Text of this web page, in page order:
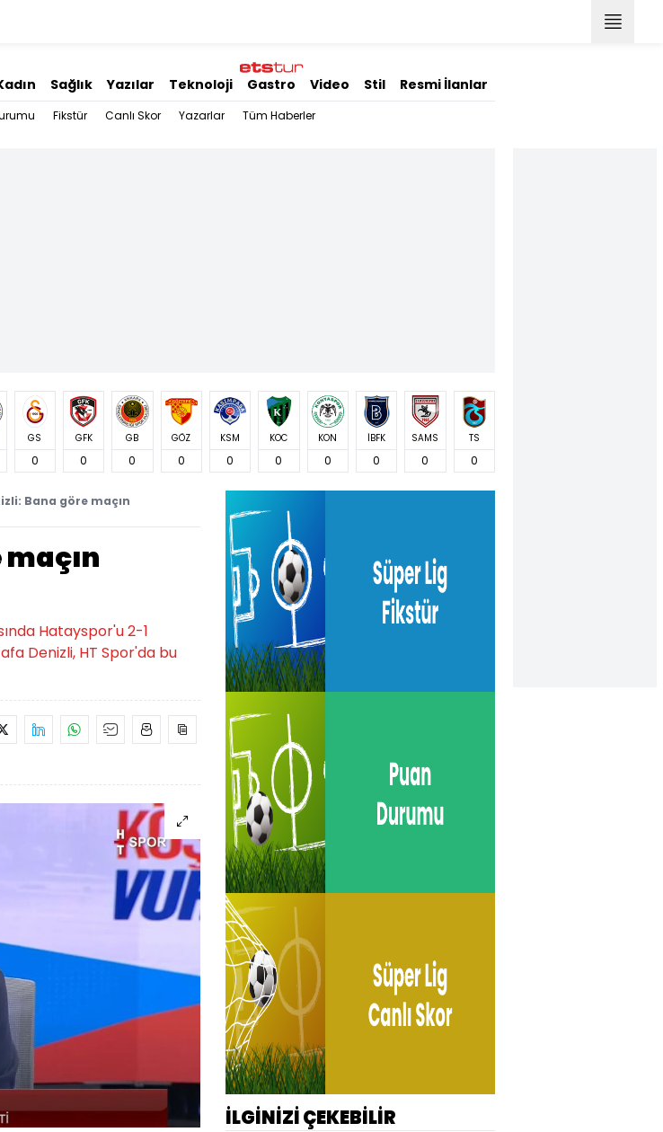
Sağlık Yazılar Teknoloji Gastro Video Stil Resmi İlanlar
Fikstür Canlı Skor Yazarlar Tüm Haberler
GS
0
GFK
0
GB
0
GÖZ
0
KSM
0
KOC
0
KON
0
İBFK
0
SAMS
0
TS
0
Bana göre maçın
Hatayspor'u 2-1
Denizli, HT Spor'da bu
İLGİNİZİ ÇEKEBİLİR